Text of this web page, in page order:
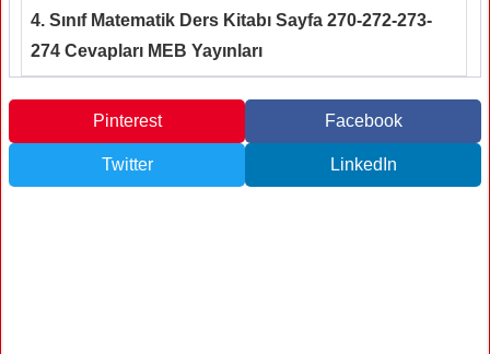
4. Sınıf Matematik Ders Kitabı Sayfa 270-272-273-
274 Cevapları MEB Yayınları
Pinterest Facebook
Twitter LinkedIn